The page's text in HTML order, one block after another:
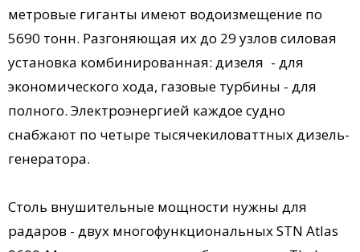
метровые гиганты имеют водоизмещение по
5690 тонн. Разгоняющая их до 29 узлов силовая
установка комбинированная: дизеля - для
экономического хода, газовые турбины - для
полного. Электроэнергией каждое судно
снабжают по четыре тысячекиловаттных дизель-
генератора.
Столь внушительные мощности нужны для
радаров - двух многофункциональных STN Atlas